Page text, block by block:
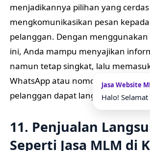
menjadikannya pilihan yang
mengkomunikasikan pesan
pelanggan. Dengan menggunakan
ini, Anda mampu menyajikan
namun tetap singkat, lalu
WhatsApp atau nomor telepon
pelanggan dapat langsung
11. Penjualan
Seperti Jasa MLM di
Jasa Website
Halo!